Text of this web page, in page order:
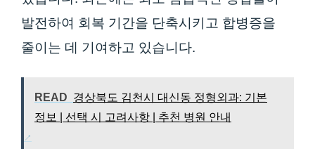
발전하여 회복 기간을 단축시키고 합병증을
줄이는 데 기여하고 있습니다.
READ 경상북도 김천시 대신동 정형외과: 기본
정보 | 선택 시 고려사항 | 추천 병원 안내